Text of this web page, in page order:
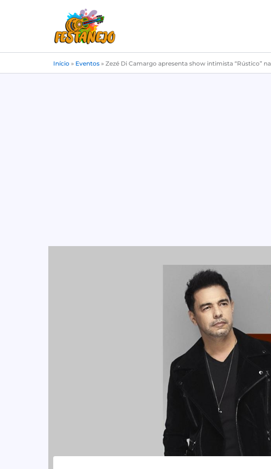
Início » Eventos » Zezé Di Camargo apresenta show intimista “Rústico”